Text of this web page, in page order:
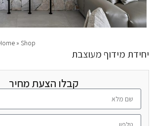
» Shop
יחידת מידוף מעוצבת
קבלו הצעת מחיר